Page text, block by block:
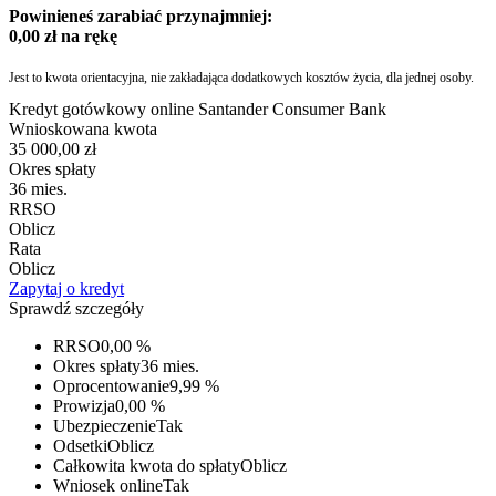
Powinieneś zarabiać przynajmniej:
0,00 zł na rękę
Jest to kwota orientacyjna, nie zakładająca dodatkowych kosztów życia, dla jednej osoby.
Kredyt gotówkowy online Santander Consumer Bank
Wnioskowana kwota
35 000,00 zł
Okres spłaty
36 mies.
RRSO
Oblicz
Rata
Oblicz
Zapytaj o kredyt
Sprawdź szczegóły
RRSO0,00 %
Okres spłaty36 mies.
Oprocentowanie9,99 %
Prowizja0,00 %
UbezpieczenieTak
OdsetkiOblicz
Całkowita kwota do spłatyOblicz
Wniosek onlineTak